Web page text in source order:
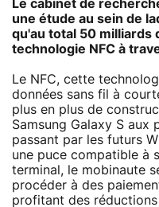
Le cabinet de
une étude au sein de
qu'au total 50 milliards
technologie NFC à
Le NFC, cette
données sans fil à
plus en plus de
Samsung Galaxy S aux
passant par les futurs
une puce compatible à
terminal, le mobinaute
procéder à des
profitant des